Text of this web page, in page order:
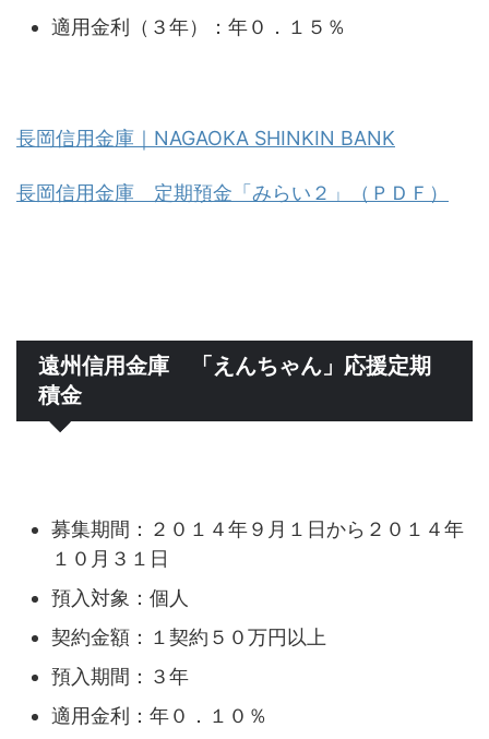
適用金利（３年）：年０．１５％
長岡信用金庫｜NAGAOKA SHINKIN BANK
長岡信用金庫 定期預金「みらい２」（ＰＤＦ）
遠州信用金庫 「えんちゃん」応援定期
積金
募集期間：２０１４年９月１日から２０１４年
１０月３１日
預入対象：個人
契約金額：１契約５０万円以上
預入期間：３年
適用金利：年０．１０％